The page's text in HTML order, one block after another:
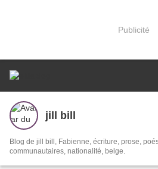
Publicité
jill bill
Blog de jill bill, Fabienne, écriture, prose,
communautaires, nationalité, belge.